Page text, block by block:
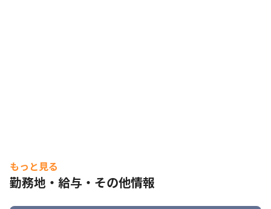
もっと見る
勤務地・給与・その他情報